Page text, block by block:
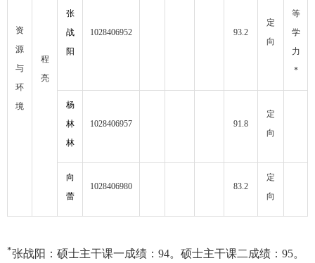
资
源
与
环
境
程
亮
张
战
阳
1028406952 93.2
定
向
等
学
力
*
杨
林
林
1028406957 91.8
定
向
向
蕾
1028406980 83.2
定
向
*张战阳：硕士主干课一成绩： 94。硕士主干课二成绩： 95。